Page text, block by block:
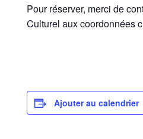
Pour réserver, merci de
Culturel aux coordonnées
Ajouter au calendrier